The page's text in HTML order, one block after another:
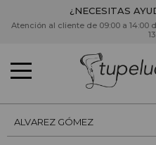
¿NECESITAS
Atención al cliente de 09:00 a 14:00
ALVAREZ GÓMEZ